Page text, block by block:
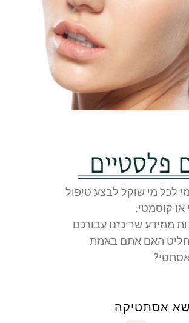
לכל מי שוקל לבצע טיפול
או קוסמטי.
ממידע שריכזנו עבורכם
האם אתם באמת
אסתטי?
אסתטיקה